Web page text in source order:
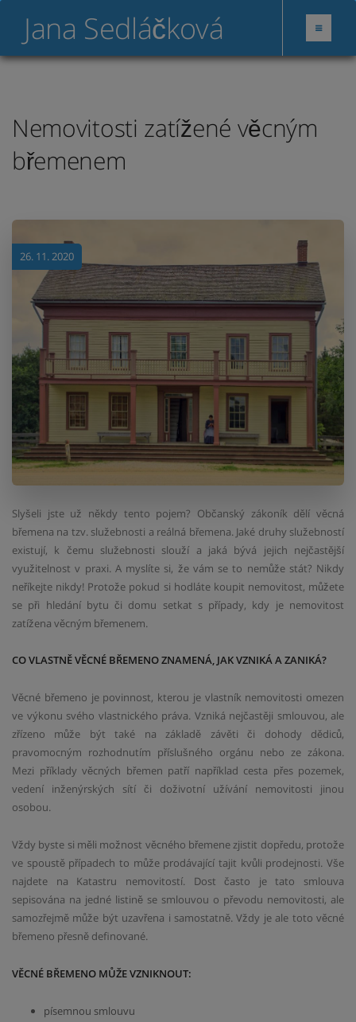
Jana Sedláčková
Nemovitosti zatížené věcným
břemenem
26. 11. 2020
Slyšeli jste už někdy tento pojem? Občanský zákoník dělí věcná
břemena na tzv. služebnosti a reálná břemena. Jaké druhy služebností
existují, k čemu služebnosti slouží a jaká bývá jejich nejčastější
využitelnost v praxi. A myslíte si, že vám se to nemůže stát? Nikdy
neříkejte nikdy! Protože pokud si hodláte koupit nemovitost, můžete
se při hledání bytu či domu setkat s případy, kdy je nemovitost
zatížena věcným břemenem.
CO VLASTNĚ VĚCNÉ BŘEMENO ZNAMENÁ, JAK VZNIKÁ A ZANIKÁ?
Věcné břemeno je povinnost, kterou je vlastník nemovitosti omezen
ve výkonu svého vlastnického práva. Vzniká nejčastěji smlouvou, ale
zřízeno může být také na základě závěti či dohody dědiců,
pravomocným rozhodnutím příslušného orgánu nebo ze zákona.
Mezi příklady věcných břemen patří například cesta přes pozemek,
vedení inženýrských sítí či doživotní užívání nemovitosti jinou
osobou.
Vždy byste si měli možnost věcného břemene zjistit dopředu, protože
ve spoustě případech to může prodávající tajit kvůli prodejnosti. Vše
najdete na Katastru nemovitostí. Dost často je tato smlouva
sepisována na jedné listině se smlouvou o převodu nemovitosti, ale
samozřejmě může být uzavřena i samostatně. Vždy je ale toto věcné
břemeno přesně definované.
VĚCNÉ BŘEMENO MŮŽE VZNIKNOUT:
písemnou smlouvu